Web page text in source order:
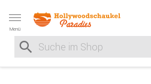
Menü
Suche nach
Suche im Shop, nach der